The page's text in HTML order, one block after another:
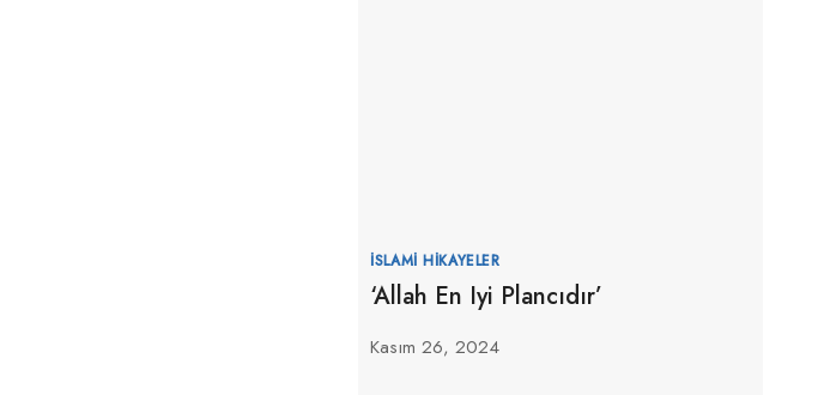
İSLAMI HIKAYELER
‘Allah En Iyi Plancıdır’
Kasım 26, 2024